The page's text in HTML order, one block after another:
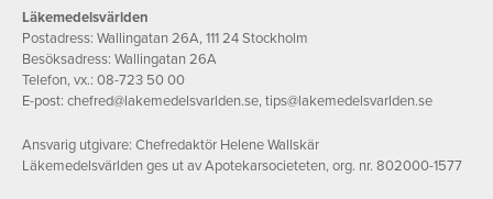
Läkemedelsvärlden
Postadress: Wallingatan 26A, 111 24 Stockholm
Besöksadress: Wallingatan 26A
Telefon, vx.: 08-723 50 00
E-post: chefred@lakemedelsvarlden.se,tips@lakemedelsvarlden.se
Ansvarig utgivare: Chefredaktör Helene Wallskär
Läkemedelsvärlden ges ut av Apotekarsocieteten, org. nr. 802000-1577